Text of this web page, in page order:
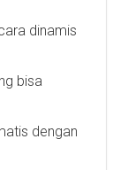
dinamis
bisa
dengan